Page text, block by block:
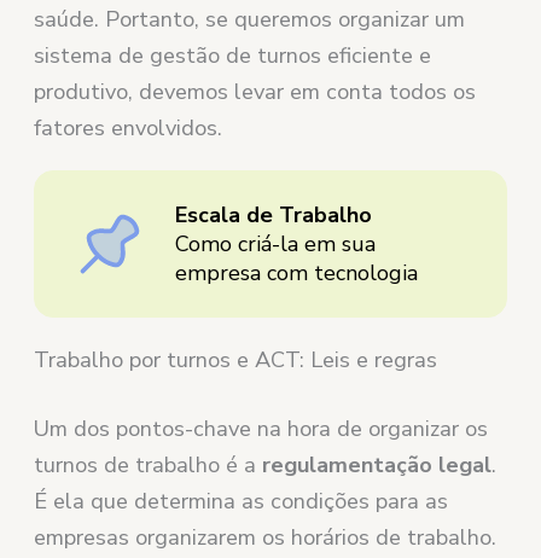
saúde. Portanto, se queremos organizar um
sistema de gestão de turnos eficiente e
produtivo, devemos levar em conta todos os
fatores envolvidos.
Escala de Trabalho
Como criá-la em sua
empresa com tecnologia
Trabalho por turnos e ACT: Leis e regras
Um dos pontos-chave na hora de organizar os
turnos de trabalho é a regulamentação legal.
É ela que determina as condições para as
empresas organizarem os horários de trabalho.